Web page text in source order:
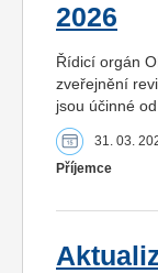
2026
Řídicí orgán
zveřejnění
jsou účinné
31. 03.
Příjemce